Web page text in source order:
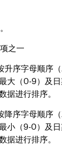
之一
升序字母顺序
大（0-9） 及
据进行排序。
降序字母顺序
小（9-0） 及
据进行排序。